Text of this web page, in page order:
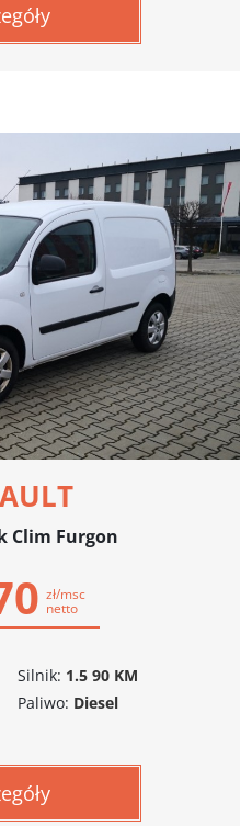
Clim Furgon
zł/msc
netto
Silnik: 1.5 90 KM
Paliwo: Diesel